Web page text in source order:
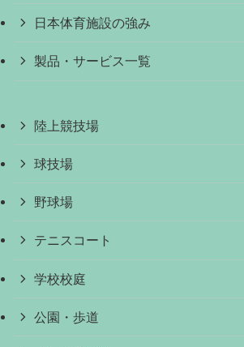
日本体育施設の強み
製品・サービス一覧
陸上競技場
球技場
野球場
テニスコート
学校校庭
公園・歩道